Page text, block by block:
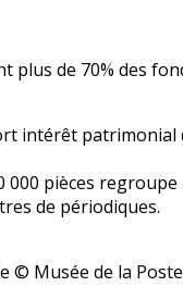
plus de 70% des
intérêt
pièces
de périodiques.
© Musée de la